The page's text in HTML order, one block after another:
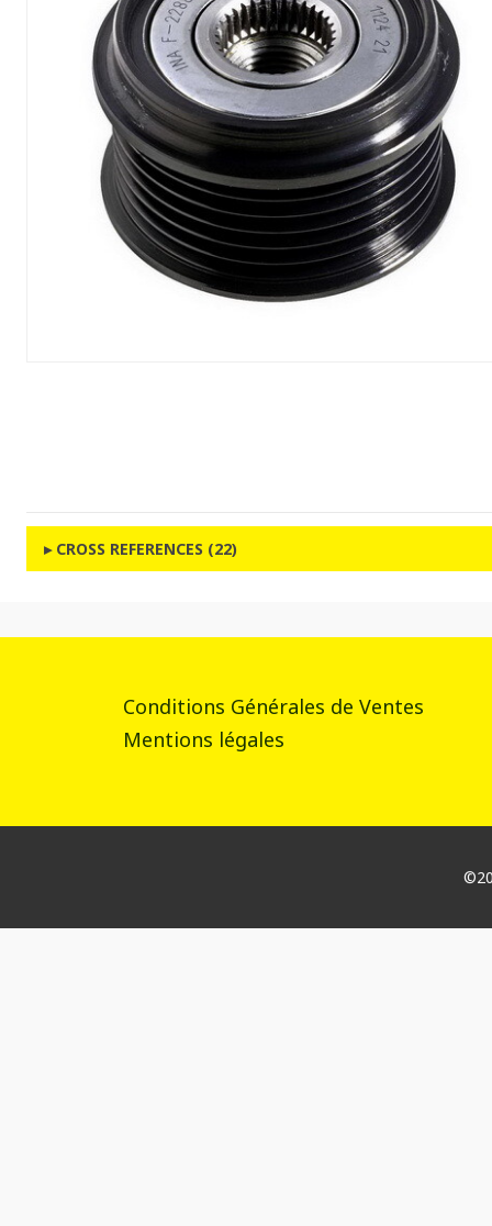
CROSS REFERENCES (22)
Conditions Générales de Ventes
Mentions légales